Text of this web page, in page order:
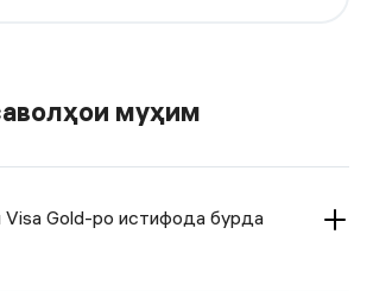
муҳим
Gold-ро истифода бурда